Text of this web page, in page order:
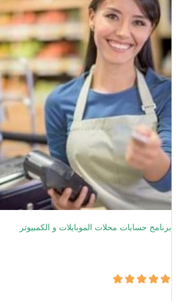
برنامج حسابات محلات الموبايلات و الكمبيوتر